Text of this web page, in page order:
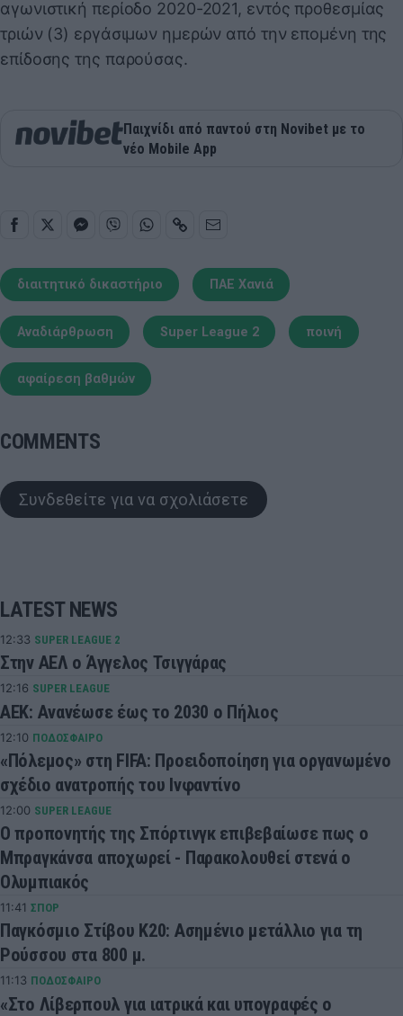
αγωνιστική περίοδο 2020-2021, εντός προθεσμίας
τριών (3) εργάσιμων ημερών από την επομένη της
επίδοσης της παρούσας.
Παιχνίδι από παντού στη Novibet με το
νέο Mobile App
διαιτητικό δικαστήριο ΠΑΕ Χανιά
Αναδιάρθρωση Super League 2 ποινή
αφαίρεση βαθμών
COMMENTS
Συνδεθείτε για να σχολιάσετε
LATEST NEWS
12:33 SUPER LEAGUE 2
Στην ΑΕΛ ο Άγγελος Τσιγγάρας
12:16 SUPER LEAGUE
ΑΕΚ: Ανανέωσε έως το 2030 ο Πήλιος
12:10 ΠΟΔΟΣΦΑΙΡΟ
«Πόλεμος» στη FIFA: Προειδοποίηση για οργανωμένο
σχέδιο ανατροπής του Ινφαντίνο
12:00 SUPER LEAGUE
Ο προπονητής της Σπόρτινγκ επιβεβαίωσε πως ο
Μπραγκάνσα αποχωρεί - Παρακολουθεί στενά ο
Ολυμπιακός
11:41 ΣΠΟΡ
Παγκόσμιο Στίβου Κ20: Ασημένιο μετάλλιο για τη
Ρούσσου στα 800 μ.
11:13 ΠΟΔΟΣΦΑΙΡΟ
«Στο Λίβερπουλ για ιατρικά και υπογραφές ο